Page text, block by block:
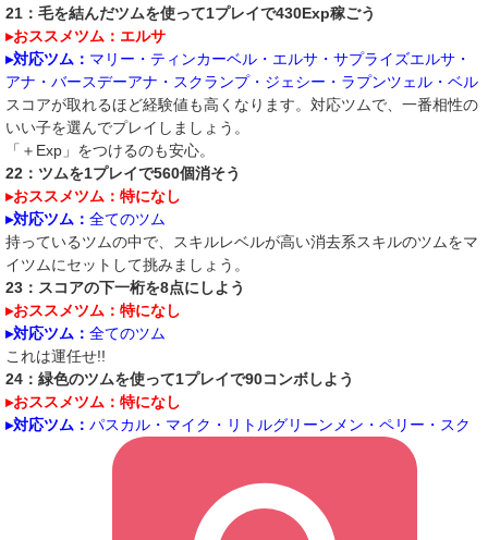
21：毛を結んだツムを使って1プレイで430Exp稼ごう
▸おススメツム：エルサ
▸対応ツム： マリー・ティンカーベル・エルサ・サプライズエルサ・
アナ・バースデーアナ・スクランプ・ジェシー・ラプンツェル・ベル
スコアが取れるほど経験値も高くなります。対応ツムで、一番相性の
いい子を選んでプレイしましょう。
「＋Exp」をつけるのも安心。
22：ツムを1プレイで560個消そう
▸おススメツム：特になし
▸対応ツム： 全てのツム
持っているツムの中で、スキルレベルが高い消去系スキルのツムをマ
イツムにセットして挑みましょう。
23：スコアの下一桁を8点にしよう
▸おススメツム：特になし
▸対応ツム： 全てのツム
これは運任せ!!
24：緑色のツムを使って1プレイで90コンボしよう
▸おススメツム：特になし
▸対応ツム： パスカル・マイク・リトルグリーンメン・ペリー・スク